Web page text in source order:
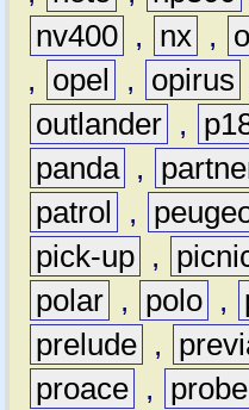
nv400 , nx ,
,
opel , opirus
outlander ,
panda ,
patrol
,
pick-up ,
polar , polo ,
prelude ,
proace , probe